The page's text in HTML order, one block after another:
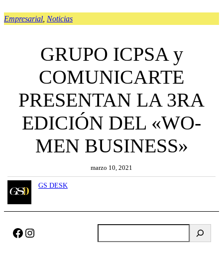
Empresarial Noticias
GRUPO ICPSA y
COMUNICARTE
PRESENTAN LA 3RA
EDICIÓN DEL «WO-
MEN BUSINESS»
marzo 10, 2021
GS DESK
Facebook Instagram
u